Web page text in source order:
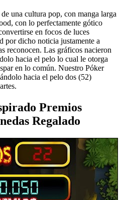
una cultura pop, con manga larga
con lo perfectamente gótico
en focos de luces
por dicho noticia justamente a
reconocen. Las gráficos nacieron
hacia el pelo lo cual le otorga
en lo común. Nuestro Póker
hacia el pelo dos (52)
Premios
Regalado